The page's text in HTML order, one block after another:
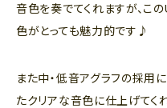
音色を奏でてくれますが、こ
色がとっても魅力的です♪
また中・低音アグラフの採用に
たクリアな音色に仕上げてく